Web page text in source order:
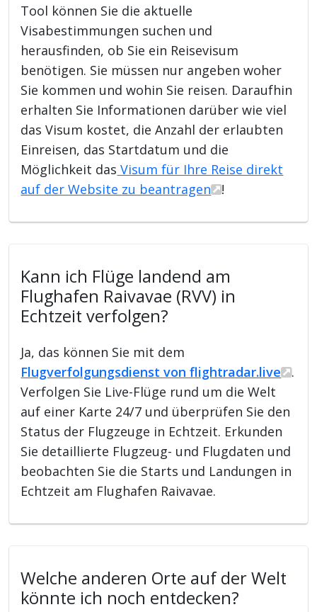
Tool können Sie die aktuelle
Visabestimmungen suchen und
herausfinden, ob Sie ein Reisevisum
benötigen. Sie müssen nur angeben woher
Sie kommen und wohin Sie reisen. Daraufhin
erhalten Sie Informationen darüber wie viel
das Visum kostet, die Anzahl der erlaubten
Einreisen, das Startdatum und die
Möglichkeit das Visum für Ihre Reise direkt
auf der Website zu beantragen
!
Kann ich Flüge landend am
Flughafen Raivavae (RVV) in
Echtzeit verfolgen?
Ja, das können Sie mit dem
Flugverfolgungsdienst von flightradar.live
.
Verfolgen Sie Live-Flüge rund um die Welt
auf einer Karte 24/7 und überprüfen Sie den
Status der Flugzeuge in Echtzeit. Erkunden
Sie detaillierte Flugzeug- und Flugdaten und
beobachten Sie die Starts und Landungen in
Echtzeit am Flughafen Raivavae.
Welche anderen Orte auf der Welt
könnte ich noch entdecken?